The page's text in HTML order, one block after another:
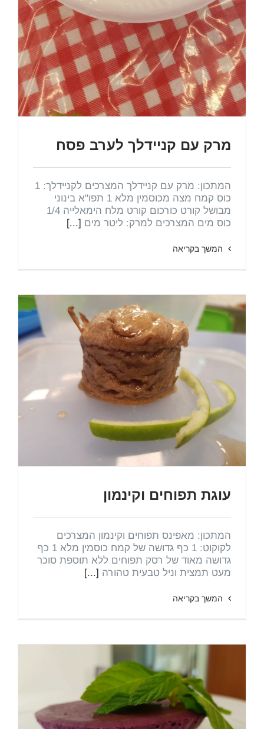
מרק עם קניידלך לערב פסח
המתכון: מרק עם קניידלך המצרכים לקניידלך: 1
כוס קמח מצה מכוסמין מלא 1 תפו"א בינוני
מבושל קורט כורכום קורט מלח הימאלייה 1/4
כוס מים המצרכים למרק: ליטר מים [...]
המשך בקריאה
עוגת תפוחים וקינמון
המתכון: מאפינס תפוחים וקינמון המצרכים
לקוקוט: 1 כף גדושה של קמח כוסמין מלא 1 כף
גדושה מאוד של רסק תפוחים ללא תוספת סוכר
מעט תמצית וניל טבעית טהורה [...]
המשך בקריאה